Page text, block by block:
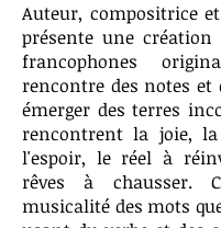
Auteur, compositrice
présente une création
francophones
rencontre des notes
émerger des terres
rencontrent la joie,
l'espoir, le réel à
rêves à chausser.
musicalité des mots